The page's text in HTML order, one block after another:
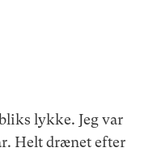
lykke. Jeg var
Helt drænet efter